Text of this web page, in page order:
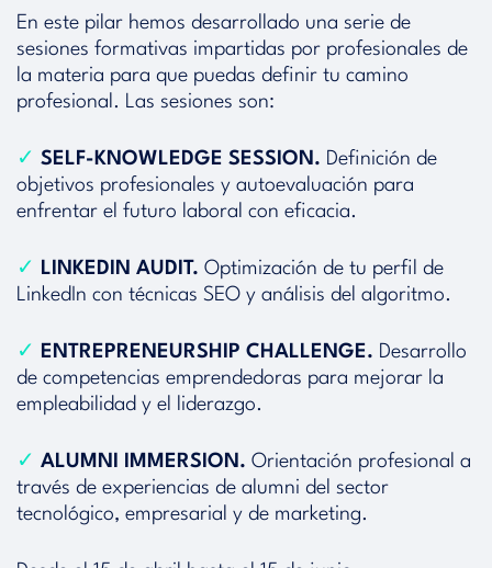
En este pilar hemos desarrollado una serie de
sesiones formativas impartidas por profesionales de
la materia para que puedas definir tu camino
profesional. Las sesiones son:
✓ SELF-KNOWLEDGE SESSION. Definición de
objetivos profesionales y autoevaluación para
enfrentar el futuro laboral con eficacia.
✓ LINKEDIN AUDIT. Optimización de tu perfil de
LinkedIn con técnicas SEO y análisis del algoritmo.
✓ ENTREPRENEURSHIP CHALLENGE. Desarrollo
de competencias emprendedoras para mejorar la
empleabilidad y el liderazgo.
✓ ALUMNI IMMERSION. Orientación profesional a
través de experiencias de alumni del sector
tecnológico, empresarial y de marketing.